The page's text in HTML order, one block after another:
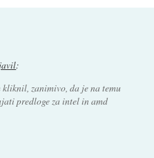
:
kliknil, zanimivo, da je na temu
predloge za intel in amd